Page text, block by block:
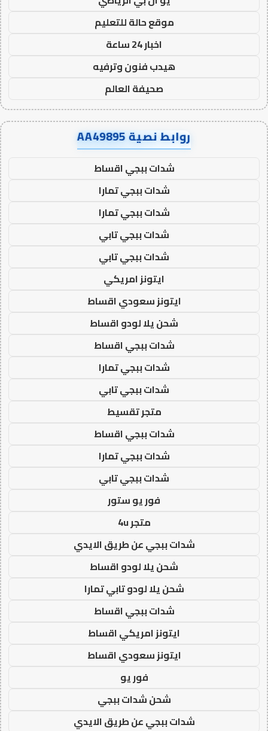
موقع حالة للتعليم
اخبار 24 ساعة
هيدب فنون وترفيه
صحيفة العالم
روابط نصية AA49895
شدات ببجي اقساط
شدات ببجي تمارا
شدات ببجي تمارا
شدات ببجي تابي
شدات ببجي تابي
ايتونز امريكي
ايتونز سعودي اقساط
شحن يلا لودو اقساط
شدات ببجي اقساط
شدات ببجي تمارا
شدات ببجي تابي
متجر تقسيط
شدات ببجي اقساط
شدات ببجي تمارا
شدات ببجي تابي
فور يو ستور
متجر 4u
شدات ببجي عن طريق الايدي
شحن يلا لودو اقساط
شحن يلا لودو تابي تمارا
شدات ببجي اقساط
ايتونز امريكي اقساط
ايتونز سعودي اقساط
فور يو
شحن شدات ببجي
شدات ببجي عن طريق الايدي